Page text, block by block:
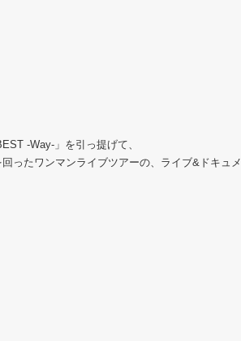
-Way-」を引っ提げて、
ったワンマンライブツアーの、ライブ&ドキュメ